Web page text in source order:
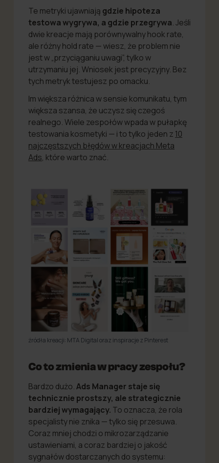
Te metryki ujawniają gdzie hipoteza
testowa wygrywa, a gdzie przegrywa. Jeśli
dwie kreacje mają porównywalny hook rate,
ale różny hold rate — wiesz, że problem nie
jest w „przyciąganiu uwagi”, tylko w
utrzymaniu jej. Wniosek jest precyzyjny. Bez
tych metryk testujesz po omacku.
Im większa różnica w sensie komunikatu, tym
większa szansa, że uczysz się czegoś
realnego. Wiele zespołów wpada w pułapkę
testowania kosmetyki — i to tylko jeden z 10
najczęstszych błędów w kreacjach Meta
Ads, które warto znać.
źródła kreacji: MTA Digital oraz inspiracje z Pinterest
Co to zmienia w pracy zespołu?
Bardzo dużo.Ads Manager staje się
technicznie prostszy, ale strategicznie
bardziej wymagający. To oznacza, że rola
specjalisty nie znika — tylko się przesuwa.
Coraz mniej chodzi o mikrozarządzanie
ustawieniami, a coraz bardziej o jakość
sygnałów dostarczanych do systemu: